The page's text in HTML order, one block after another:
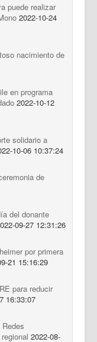
puede realizar
2022-10-24
nacimiento de
en programa
2022-10-12
solidario a
10-06 10:37:24
de
del donante
09-27 12:31:26
por primera
21 15:16:29
para reducir
16:33:07
2022-08-